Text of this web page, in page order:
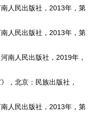
人民出版社，2013年，第
人民出版社，2013年，第
南人民出版社，2019年，
，北京：民族出版社，
人民出版社，2013年，第